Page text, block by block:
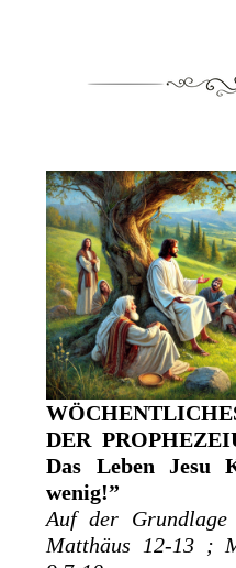
DER
Das Leben Jesu
wenig!”
Auf der
Matthäus 12-13 ;